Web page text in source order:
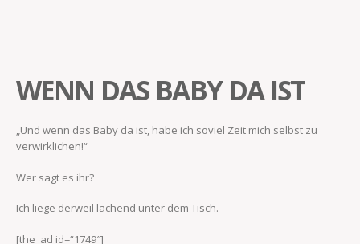
WENN DAS BABY DA IST
„Und wenn das Baby da ist, habe ich soviel Zeit mich selbst zu
verwirklichen!“
Wer sagt es ihr?
Ich liege derweil lachend unter dem Tisch.
[the_ad id=“1749″]